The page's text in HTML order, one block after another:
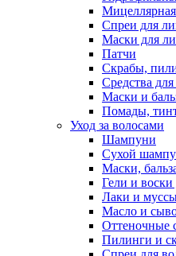
Спреи для
Маски для
Патчи
Скрабы,
Средства
Маски и
Помады,
Уход за волосами
Шампуни
Сухой
Маски,
Гели и воски
Лаки и
Масло и
Оттеночные
Пилинги и